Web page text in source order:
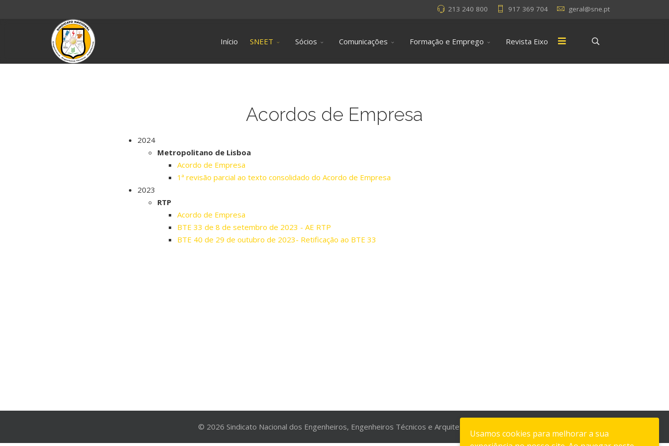
213 240 800 917 369 704 geral@sne.pt
Início SNEET Sócios Comunicações Formação e Emprego Revista Eixo
Acordos de Empresa
2024
Metropolitano de Lisboa
Acordo de Empresa
1ª revisão parcial ao texto consolidado do Acordo de Empresa
2023
RTP
Acordo de Empresa
BTE 33 de 8 de setembro de 2023 - AE RTP
BTE 40 de 29 de outubro de 2023- Retificação ao BTE 33
© 2026 Sindicato Nacional dos Engenheiros, Engenheiros Técnicos e Arquitetos
Usamos cookies para melhorar a sua